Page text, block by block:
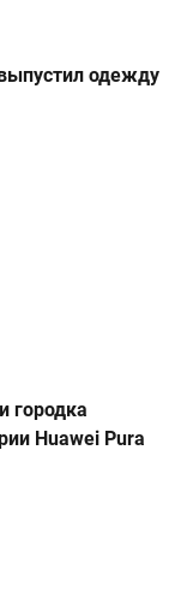
одежду
городка
Huawei Pura